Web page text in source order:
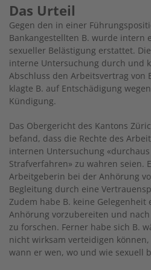
Das Urteil
Gegen den in einer
Bankangestellten B. wurde intern
sexueller Belästigung erstattet.
interne Untersuchung durch und
Abschluss den Arbeitsvertrag von
klagte B. auf Entschädigung
Kündigung.
Das Obergericht des Kantons
befand, dass die Rechte des
internen Untersuchung
Strafverfahren» zu wahren seien.
Arbeitgeberin bei der Anhörung
Begleitung durch eine
Zudem habe B. keine
Anhörung vorzubereiten und
zu forschen. Ferner habe sich B.
nicht wirksam verteidigen
wann er wen, wo und wie sexuell